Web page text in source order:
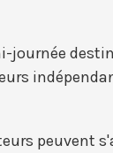
journée
peuvent